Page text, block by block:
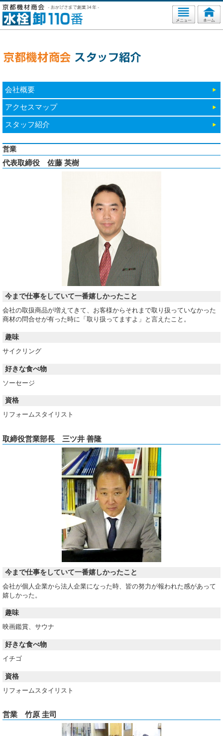
会社概要
アクセスマップ
スタッフ紹介
営業
代表取締役 佐藤 英樹
今まで仕事をしていて一番嬉しかったこと
会社の取扱商品が増えてきて、お客様からそれまで取り扱っていなかった
商材の問合せが有った時に「取り扱ってますよ」と言えたこと。
趣味
サイクリング
好きな食べ物
ソーセージ
資格
リフォームスタイリスト
取締役営業部長 三ツ井 善隆
今まで仕事をしていて一番嬉しかったこと
会社が個人企業から法人企業になった時、皆の努力が報われた感があって
嬉しかった。
趣味
映画鑑賞、サウナ
好きな食べ物
イチゴ
資格
リフォームスタイリスト
営業 竹原 圭司